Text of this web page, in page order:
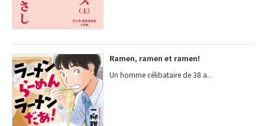
Ramen, ramen et ramen!
Un homme célibataire de 38 a...